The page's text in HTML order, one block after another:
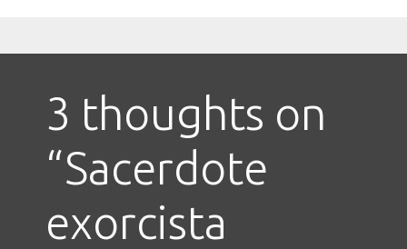
3 thoughts on
“Sacerdote
exorcista